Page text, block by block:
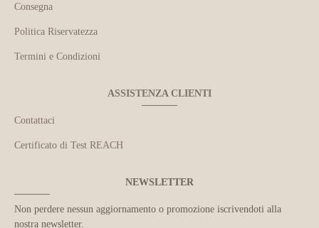
Consegna
Politica Riservatezza
Termini e Condizioni
ASSISTENZA CLIENTI
Contattaci
Certificato di Test REACH
NEWSLETTER
Non perdere nessun aggiornamento o promozione iscrivendoti alla
nostra newsletter.